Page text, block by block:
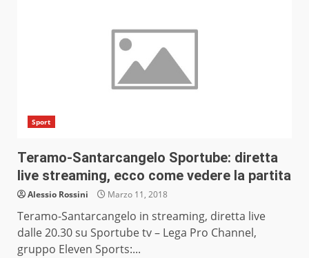
Sport
Teramo-Santarcangelo Sportube: diretta
live streaming, ecco come vedere la partita
Alessio Rossini Marzo 11, 2018
Teramo-Santarcangelo in streaming, diretta live
dalle 20.30 su Sportube tv – Lega Pro Channel,
gruppo Eleven Sports:...